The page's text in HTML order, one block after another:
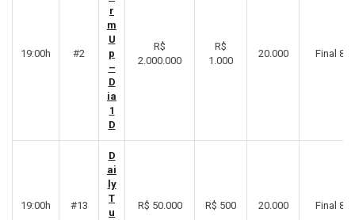
19:00h #2
r
m
U
p
–
D
ia
1
D
R$
2.000.000
R$
1.000
20.000 Final 8º
19:00h #13
D
ai
ly
T
u
R$ 50.000 R$ 500 20.000 Final 8º